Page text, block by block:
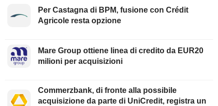
Per Castagna di BPM, fusione con Crédit
Agricole resta opzione
Mare Group ottiene linea di credito da EUR20
milioni per acquisizioni
Commerzbank, di fronte alla possibile
acquisizione da parte di UniCredit, registra un